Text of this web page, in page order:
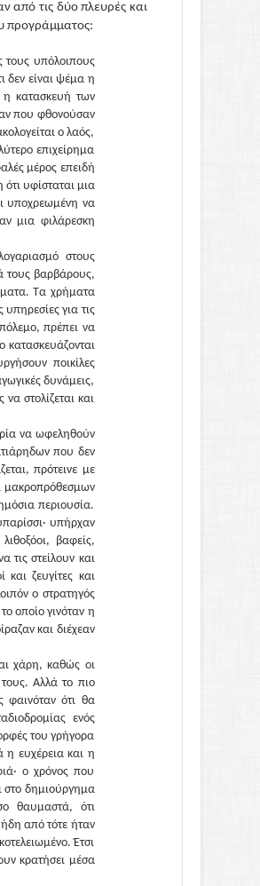
από τις δύο πλευρές και
προγράμματος:
τους υπόλοιπους
δεν είναι ψέμα η
η κατασκευή των
που φθονούσαν
ο λαός,
επιχείρημα
μέρος επειδή
υφίσταται μια
υποχρεωμένη να
μια φιλάρεσκη
στους
τους βαρβάρους,
Τα χρήματα
για τις
πρέπει να
κατασκευάζονται
ποικίλες
δυνάμεις,
στολίζεται και
να ωφεληθούν
που δεν
πρότεινε με
μακροπρόθεσμων
περιουσία.
υπήρχαν
βαφείς,
τις στείλουν και
ζευγίτες και
ο στρατηγός
οποίο γινόταν η
και διέχεαν
χάρη, καθώς οι
Αλλά το πιο
φαινόταν ότι θα
ενός
του γρήγορα
η ευχέρεια και η
ο χρόνος που
στο δημιούργημα
θαυμαστά, ότι
από τότε ήταν
Έτσι
κρατήσει μέσα